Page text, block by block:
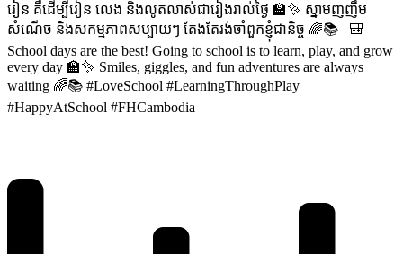
រៀន គឺដើម្បីរៀន លេង និងលូតលាស់ជារៀងរាល់ថ្ងៃ 🏫✨ ស្នាមញញឹម
សំណើច និងសកម្មភាពសប្បាយៗ តែងតែរង់ចាំពួកខ្ញុំជានិច្ច 🌈📚 🎒
School days are the best! Going to school is to learn, play, and grow
every day 🏫✨ Smiles, giggles, and fun adventures are always
waiting 🌈📚 #LoveSchool #LearningThroughPlay
#HappyAtSchool #FHCambodia